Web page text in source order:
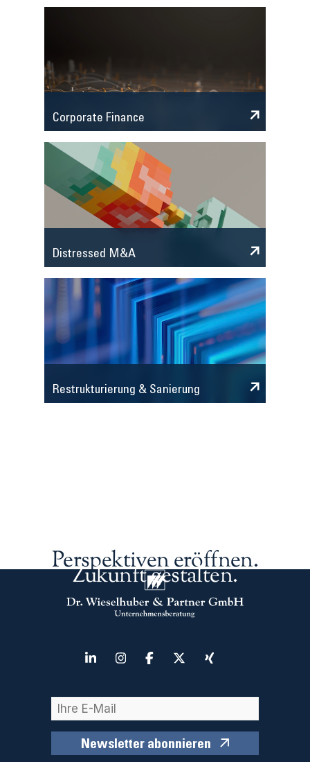
Corporate Finance
Distressed M&A
Restrukturierung & Sanierung
Newsletter abonnieren
Perspektiven eröffnen.
Zukunft gestalten.